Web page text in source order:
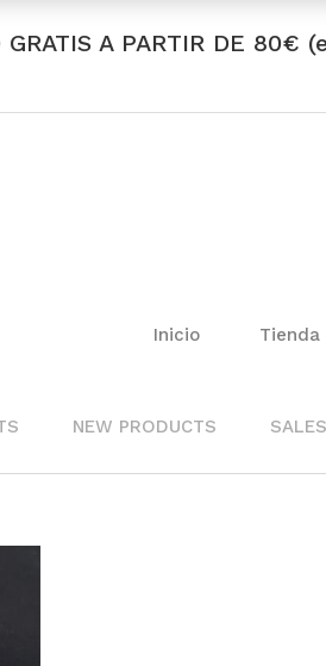
GRATIS A PARTIR DE
Inicio
NEW PRODUCTS